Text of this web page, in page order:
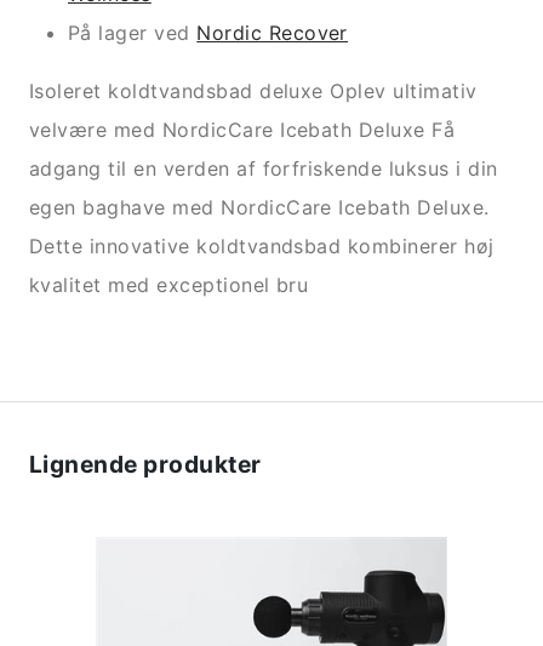
På lager ved Nordic Recover
Isoleret koldtvandsbad deluxe Oplev ultimativ
velvære med NordicCare Icebath Deluxe Få
adgang til en verden af forfriskende luksus i din
egen baghave med NordicCare Icebath Deluxe.
Dette innovative koldtvandsbad kombinerer høj
kvalitet med exceptionel bru
Lignende produkter